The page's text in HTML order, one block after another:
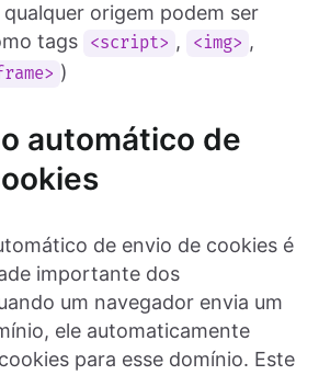
qualquer origem podem ser
tags
<script> , <img> ,
)
automático de
de envio de cookies é
importante dos
um navegador envia um
ele automaticamente
para esse domínio. Este